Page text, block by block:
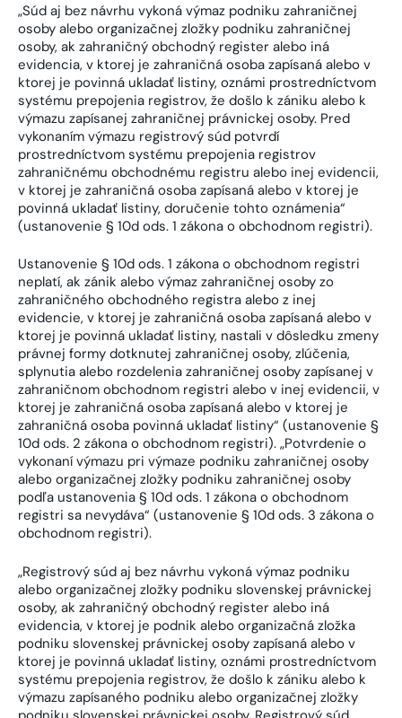
„Súd aj bez návrhu vykoná výmaz podniku zahraničnej
osoby alebo organizačnej zložky podniku zahraničnej
osoby, ak zahraničný obchodný register alebo iná
evidencia, v ktorej je zahraničná osoba zapísaná alebo v
ktorej je povinná ukladať listiny, oznámi prostredníctvom
systému prepojenia registrov, že došlo k zániku alebo k
výmazu zapísanej zahraničnej právnickej osoby. Pred
vykonaním výmazu registrový súd potvrdí
prostredníctvom systému prepojenia registrov
zahraničnému obchodnému registru alebo inej evidencii,
v ktorej je zahraničná osoba zapísaná alebo v ktorej je
povinná ukladať listiny, doručenie tohto oznámenia“
(ustanovenie § 10d ods. 1 zákona o obchodnom registri).
Ustanovenie § 10d ods. 1 zákona o obchodnom registri
neplatí, ak zánik alebo výmaz zahraničnej osoby zo
zahraničného obchodného registra alebo z inej
evidencie, v ktorej je zahraničná osoba zapísaná alebo v
ktorej je povinná ukladať listiny, nastali v dôsledku zmeny
právnej formy dotknutej zahraničnej osoby, zlúčenia,
splynutia alebo rozdelenia zahraničnej osoby zapísanej v
zahraničnom obchodnom registri alebo v inej evidencii, v
ktorej je zahraničná osoba zapísaná alebo v ktorej je
zahraničná osoba povinná ukladať listiny“ (ustanovenie §
10d ods. 2 zákona o obchodnom registri). „Potvrdenie o
vykonaní výmazu pri výmaze podniku zahraničnej osoby
alebo organizačnej zložky podniku zahraničnej osoby
podľa ustanovenia § 10d ods. 1 zákona o obchodnom
registri sa nevydáva“ (ustanovenie § 10d ods. 3 zákona o
obchodnom registri).
„Registrový súd aj bez návrhu vykoná výmaz podniku
alebo organizačnej zložky podniku slovenskej právnickej
osoby, ak zahraničný obchodný register alebo iná
evidencia, v ktorej je podnik alebo organizačná zložka
podniku slovenskej právnickej osoby zapísaná alebo v
ktorej je povinná ukladať listiny, oznámi prostredníctvom
systému prepojenia registrov, že došlo k zániku alebo k
výmazu zapísaného podniku alebo organizačnej zložky